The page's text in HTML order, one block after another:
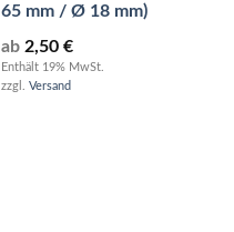
65 mm / Ø 18 mm)
ab 2,50 €
Enthält 19% MwSt.
zzgl. Versand